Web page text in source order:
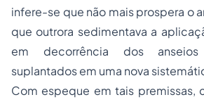
infere-se que não mais prospera o
que outrora sedimentava a
em decorrência dos
suplantados em uma nova
Com espeque em tais premissas,